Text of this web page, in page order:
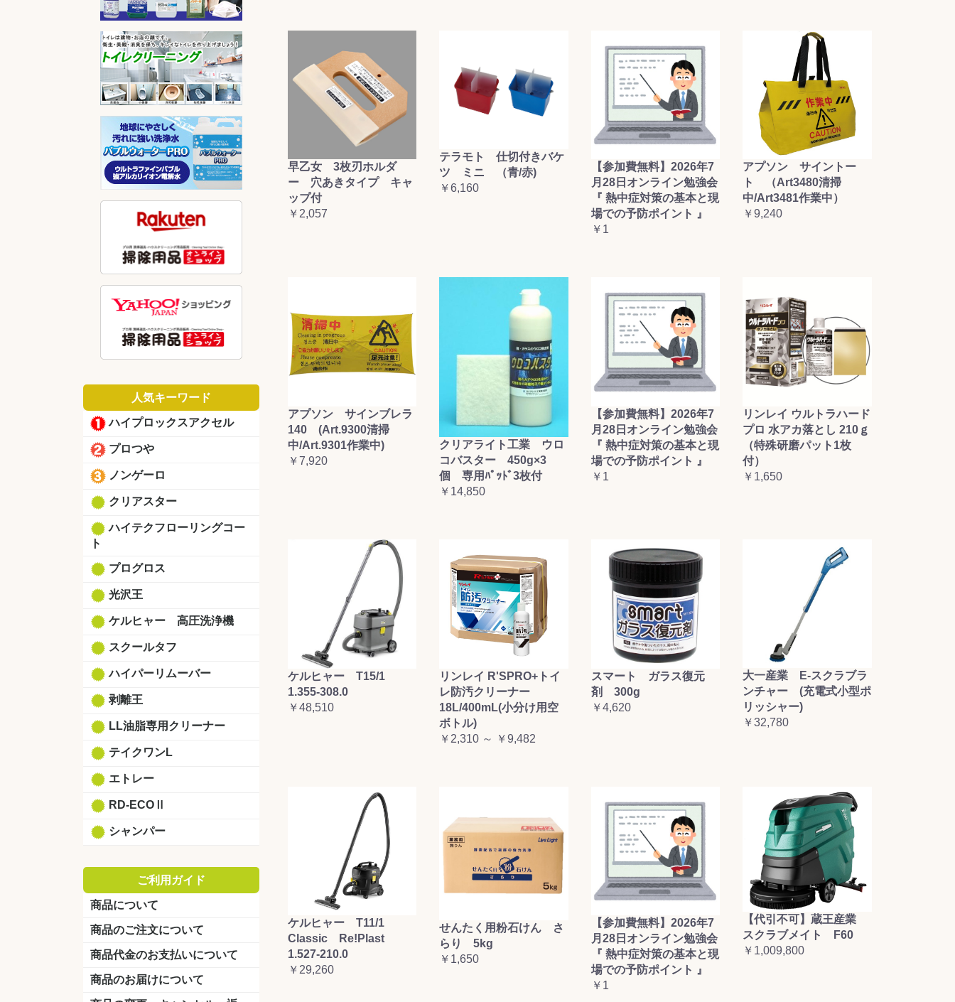
人気キーワード
ハイプロックスアクセル
プロつや
ノンゲーロ
クリアスター
ハイテクフローリングコー
ト
プログロス
光沢王
ケルヒャー 高圧洗浄機
スクールタフ
ハイパーリムーバー
剥離王
LL油脂専用クリーナー
テイクワンL
エトレー
RD-ECOⅡ
シャンパー
ご利用ガイド
商品について
商品のご注文について
商品代金のお支払いについて
商品のお届けについて
早乙女 3枚刃ホルダ
ー 穴あきタイプ キャ
ップ付
￥2,057
テラモト 仕切付きバケ
ツ ミニ （青/赤)
￥6,160
【参加費無料】2026年7
月28日オンライン勉強会
『 熱中症対策の基本と現
場での予防ポイント 』
￥1
アプソン サイントー
ト （Art3480清掃
中/Art3481作業中）
￥9,240
アプソン サインブレラ
140 (Art.9300清掃
中/Art.9301作業中)
￥7,920
クリアライト工業 ウロ
コバスター 450g×3
個 専用ﾊﾟｯﾄﾞ3枚付
￥14,850
【参加費無料】2026年7
月28日オンライン勉強会
『 熱中症対策の基本と現
場での予防ポイント 』
￥1
リンレイ ウルトラハード
プロ 水アカ落とし 210ｇ
（特殊研磨パット1枚
付）
￥1,650
ケルヒャー T15/1
1.355-308.0
￥48,510
リンレイ R'SPRO+トイ
レ防汚クリーナー
18L/400mL(小分け用空
ボトル)
￥2,310 ～ ￥9,482
スマート ガラス復元
剤 300g
￥4,620
大一産業 E-スクラブラ
ンチャー (充電式小型ポ
リッシャー)
￥32,780
ケルヒャー T11/1
Classic Re!Plast
1.527-210.0
￥29,260
せんたく用粉石けん さ
らり 5kg
￥1,650
【参加費無料】2026年7
月28日オンライン勉強会
『 熱中症対策の基本と現
場での予防ポイント 』
￥1
【代引不可】蔵王産業
スクラブメイト F60
￥1,009,800